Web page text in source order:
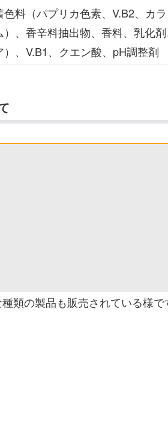
料（パプリカ色素、V.B2、カ
、香辛料抽出物、香料、乳化
、V.B1、クエン酸、pH調整剤
類の製品も販売されている様で